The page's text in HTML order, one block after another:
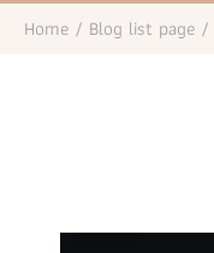
Home / Blog list page /